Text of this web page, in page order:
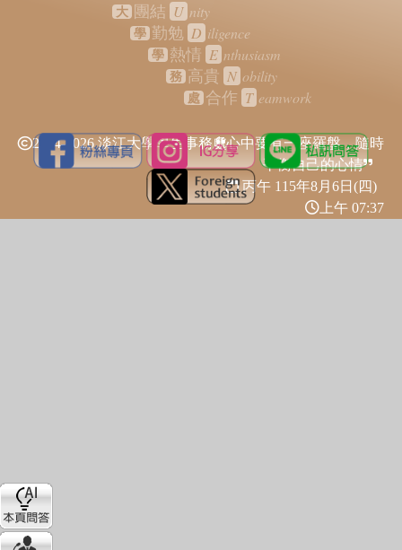
大 團結 U nity
學 勤勉 D iligence
學 熱情 E nthusiasm
務 高貴 N obility
處 合作 T eamwork
2024-2026 淡江大學學生事務處心中要有一座羅盤，隨時
平衡自己的心情
丙午 115年8月6日(四)
上午 07:37